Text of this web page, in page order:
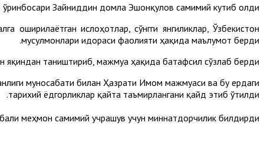
Зайниддин домла Эшонқулов самимий кутиб олди.
ислоҳотлар, сўнгги янгиликлар, Ўзбекистон
мусулмонлари идораси фаолияти ҳақида маълумот берди.
таништириб, мажмуа ҳақида батафсил сўзлаб берди.
муносабати билан Ҳазрати Имом мажмуаси ва бу ердаги
тарихий ёдгорликлар қайта таъмирлангани қайд этиб ўтилди.
меҳмон самимий учрашув учун миннатдорчилик билдирди.